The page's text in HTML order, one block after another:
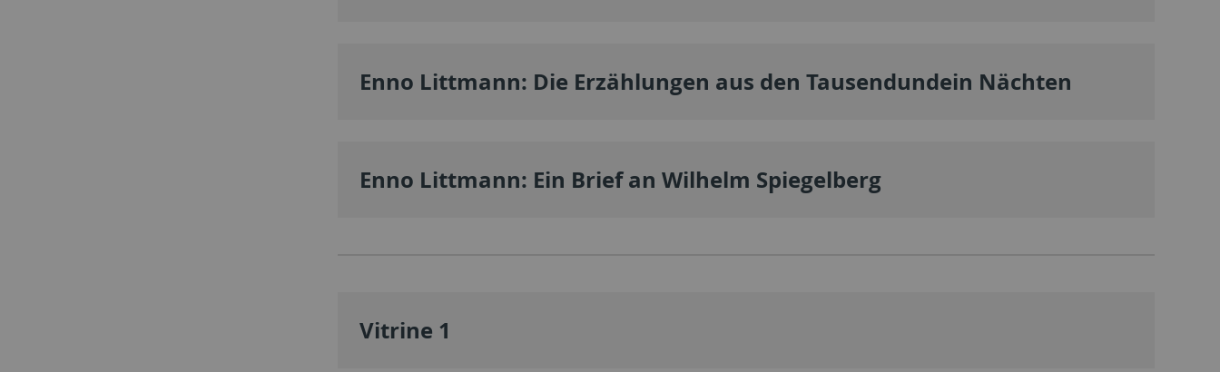
Enno Littmann: Die Erzählungen aus den Tausendundein Nächten
Enno Littmann: Ein Brief an Wilhelm Spiegelberg
Vitrine 1